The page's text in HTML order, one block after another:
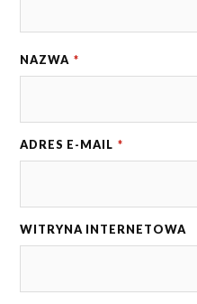
NAZWA *
ADRES E-MAIL *
WITRYNA INTERNETOWA